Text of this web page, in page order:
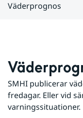
Väderprognos
SMHI publicerar
fredagar. Eller vid
varningssituationer.